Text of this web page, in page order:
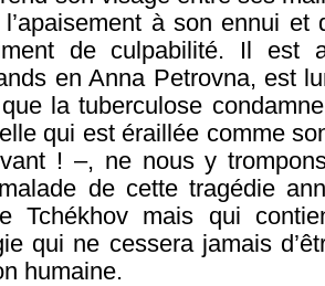
à son ennui et
de culpabilité. Il est
en Anna Petrovna, est
la tuberculose
qui est éraillée comme
! –, ne nous y
de cette tragédie
Tchékhov mais qui
qui ne cessera jamais
humaine.